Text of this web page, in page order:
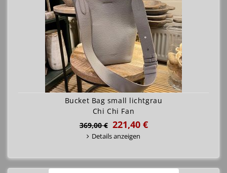
Bucket Bag small lichtgrau
Chi Chi Fan
369,00 € 221,40 €
Details anzeigen